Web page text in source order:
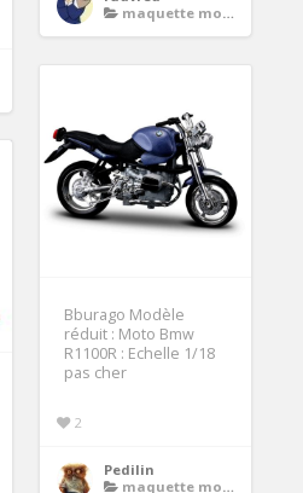
maquette moto gp
Bburago Modèle
réduit : Moto Bmw
R1100R : Echelle 1/18
pas cher
2
Pedilin
maquette moto gp